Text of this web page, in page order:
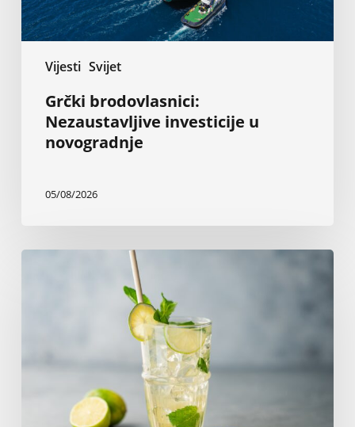
Vijesti Svijet
Grčki brodovlasnici:
Nezaustavljive investicije u
novogradnje
05/08/2026